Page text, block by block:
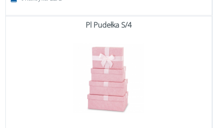
Pl Pudełka S/4